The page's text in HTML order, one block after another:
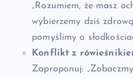
„Rozumiem, że masz
wybierzemy dziś
pomyślimy o
Konflikt z
Zaproponuj: